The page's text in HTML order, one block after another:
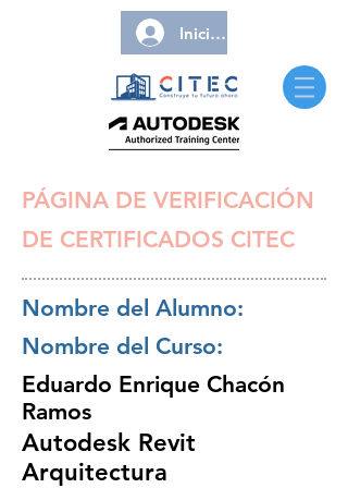
Iniciar sesión
PÁGINA DE VERIFICACIÓN
DE CERTIFICADOS CITEC
Nombre del Alumno:
Nombre del Curso:
Eduardo Enrique Chacón
Ramos
Autodesk Revit
Arquitectura